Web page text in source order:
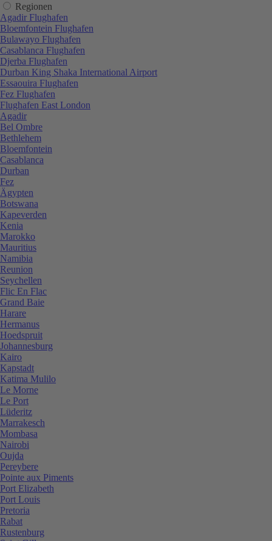
Regionen
Agadir Flughafen
Bloemfontein Flughafen
Bulawayo Flughafen
Casablanca Flughafen
Djerba Flughafen
Durban King Shaka International Airport
Essaouira Flughafen
Fez Flughafen
Flughafen East London
Agadir
Bel Ombre
Bethlehem
Bloemfontein
Casablanca
Durban
Fez
Ägypten
Botswana
Kapeverden
Kenia
Marokko
Mauritius
Namibia
Reunion
Seychellen
Flic En Flac
Grand Baie
Harare
Hermanus
Hoedspruit
Johannesburg
Kairo
Kapstadt
Katima Mulilo
Le Morne
Le Port
Lüderitz
Marrakesch
Mombasa
Nairobi
Oujda
Pereybere
Pointe aux Piments
Port Elizabeth
Port Louis
Pretoria
Rabat
Rustenburg